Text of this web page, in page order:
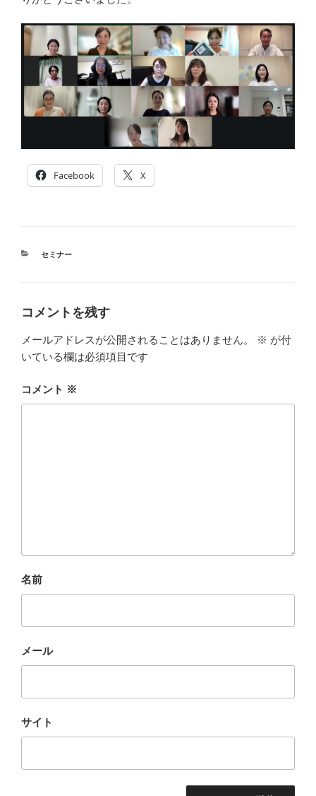
Facebook X
カ
セミナー
コメントを残す
メールアドレスが公開されることはありません。 ※ が付
いている欄は必須項目です
コメント ※
名前
メール
サイト